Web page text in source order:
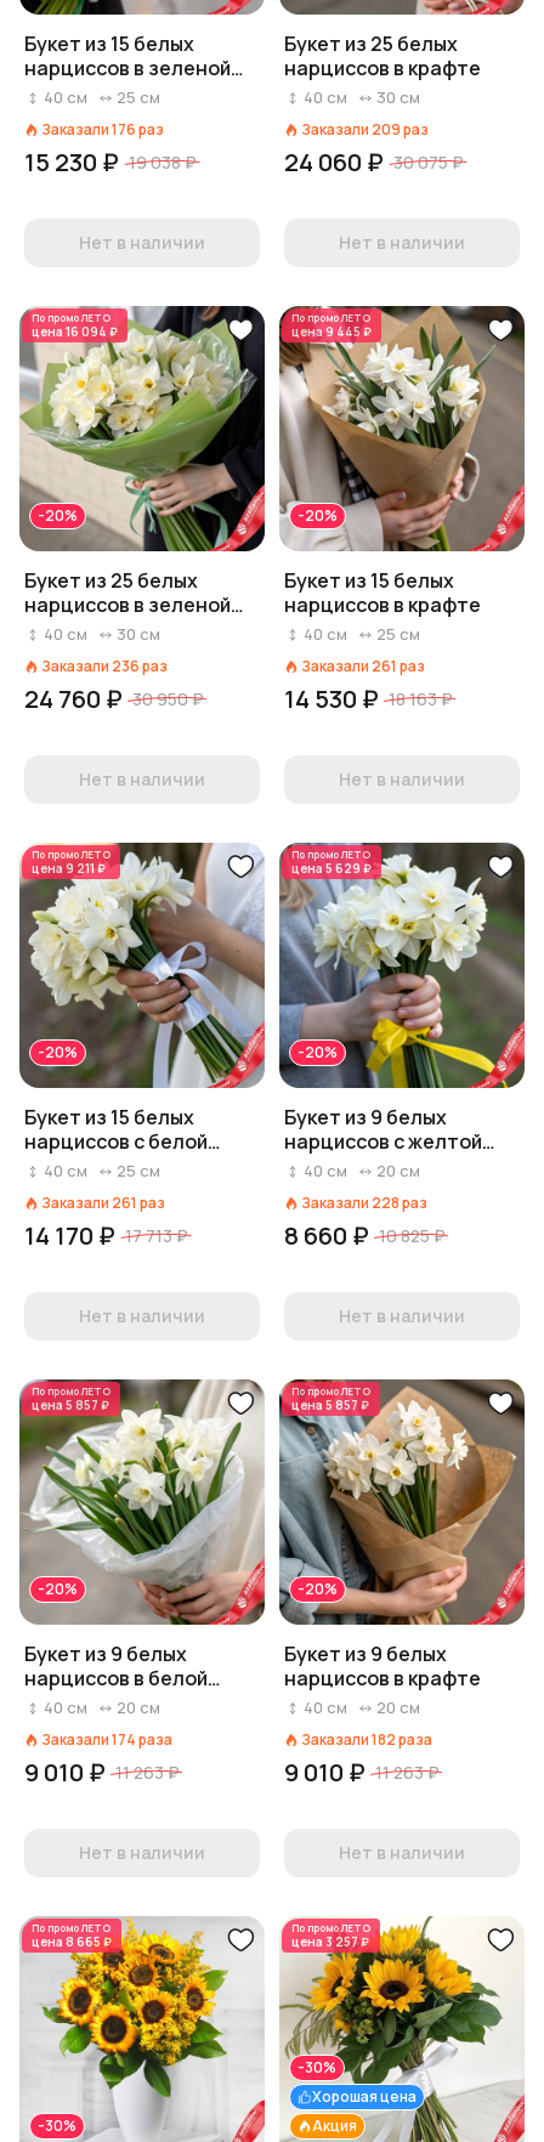
Букет из 15 белых
нарциссов в зеленой
пленке
40 см 25 см
Заказали176раз
15 230 ₽ 19 038 ₽
Нет в наличии
Букет из 25 белых
нарциссов в крафте
40 см 30 см
Заказали 209раз
24 060 ₽ 30 075 ₽
Нет в наличии
По промоЛЕТО
цена 16 094 ₽
-20%
Букет из 25 белых
нарциссов в зеленой
пленке
40 см 30 см
Заказали 236раз
24 760 ₽ 30 950 ₽
Нет в наличии
По промоЛЕТО
цена9 445 ₽
-20%
Букет из 15 белых
нарциссов в крафте
40 см 25 см
Заказали 261 раз
14 530 ₽ 18 163 ₽
Нет в наличии
По промоЛЕТО
цена 9 211 ₽
-20%
Букет из 15 белых
нарциссов с белой
лентой
40 см 25 см
Заказали 261 раз
14 170 ₽ 17 713 ₽
Нет в наличии
По промоЛЕТО
цена 5 629 ₽
-20%
Букет из 9 белых
нарциссов с желтой
лентой
40 см 20 см
Заказали 228раз
8 660 ₽ 10 825 ₽
Нет в наличии
По промоЛЕТО
цена 5 857 ₽
-20%
Букет из 9 белых
нарциссов в белой
пленке
40 см 20 см
Заказали174раза
9 010 ₽ 11 263 ₽
Нет в наличии
По промоЛЕТО
цена5 857 ₽
-20%
Букет из 9 белых
нарциссов в крафте
40 см 20 см
Заказали182раза
9 010 ₽ 11 263 ₽
Нет в наличии
По промоЛЕТО
цена 8 665 ₽
-30%
По промоЛЕТО
цена 3 257 ₽
Акция
Хорошая цена
-30%